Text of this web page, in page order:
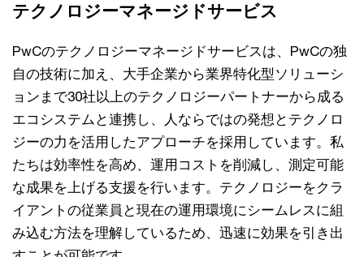
テクノロジーマネージドサービス
PwCのテクノロジーマネージドサービスは、PwCの独
自の技術に加え、大手企業から業界特化型ソリューシ
ョンまで30社以上のテクノロジーパートナーから成る
エコシステムと連携し、人ならではの発想とテクノロ
ジーの力を活用したアプローチを採用しています。私
たちは効率性を高め、運用コストを削減し、測定可能
な成果を上げる支援を行います。テクノロジーをクラ
イアントの従業員と現在の運用環境にシームレスに組
み込む方法を理解しているため、迅速に効果を引き出